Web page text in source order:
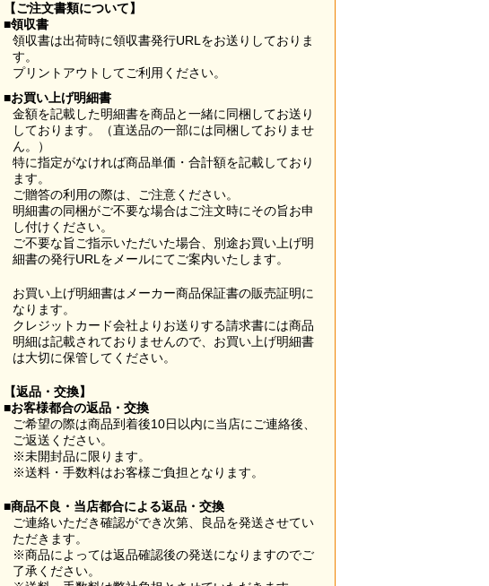
【ご注文書類について】
■領収書
領収書は出荷時に領収書発行URLをお送りしておりま
す。
プリントアウトしてご利用ください。
■お買い上げ明細書
金額を記載した明細書を商品と一緒に同梱してお送り
しております。（直送品の一部には同梱しておりませ
ん。）
特に指定がなければ商品単価・合計額を記載しており
ます。
ご贈答の利用の際は、ご注意ください。
明細書の同梱がご不要な場合はご注文時にその旨お申
し付けください。
ご不要な旨ご指示いただいた場合、別途お買い上げ明
細書の発行URLをメールにてご案内いたします。
お買い上げ明細書はメーカー商品保証書の販売証明に
なります。
クレジットカード会社よりお送りする請求書には商品
明細は記載されておりませんので、お買い上げ明細書
は大切に保管してください。
【返品・交換】
■お客様都合の返品・交換
ご希望の際は商品到着後10日以内に当店にご連絡後、
ご返送ください。
※未開封品に限ります。
※送料・手数料はお客様ご負担となります。
■商品不良・当店都合による返品・交換
ご連絡いただき確認ができ次第、良品を発送させてい
ただきます。
※商品によっては返品確認後の発送になりますのでご
了承ください。